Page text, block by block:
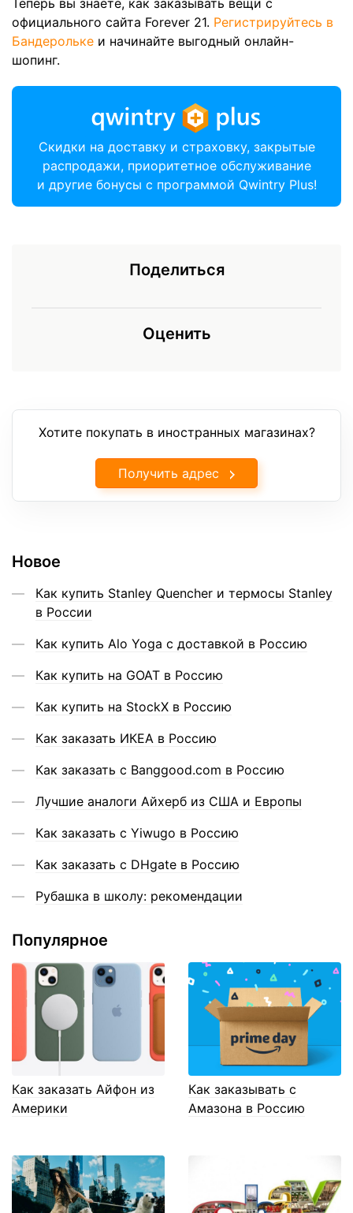
Теперь вы знаете, как заказывать вещи с
официального сайта Forever 21. Регистрируйтесь в
Бандерольке и начинайте выгодный онлайн-
шопинг.
Скидки на доставку и страховку, закрытые
распродажи, приоритетное обслуживание
и другие бонусы с программой Qwintry Plus!
Поделиться
Оценить
Хотите покупать в иностранных магазинах?
Получить адрес
Новое
Как купить Stanley Quencher и термосы Stanley
в России
Как купить Alo Yoga с доставкой в Россию
Как купить на GOAT в Россию
Как купить на StockX в Россию
Как заказать ИКЕА в Россию
Как заказать с Banggood.com в Россию
Лучшие аналоги Айхерб из США и Европы
Как заказать с Yiwugo в Россию
Как заказать с DHgate в Россию
Рубашка в школу: рекомендации
Популярное
Как заказать Айфон из
Америки
Как заказывать с
Амазона в Россию